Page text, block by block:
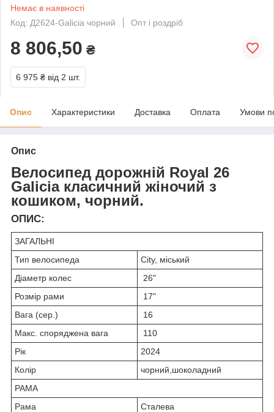
Немає в наявності
Код: Д2624-Galicia чорний
Опт і роздріб
8 806,50 ₴
6 975 ₴ від 2 шт.
Опис Характеристики Доставка Оплата Умови
Опис
Велосипед дорожній Royal 26
Galicia класичний жіночий з
кошиком, чорний.
ОПИС:
ЗАГАЛЬНІ
Тип велосипеда
City, міський
Діаметр колес
26"
Розмір рами
17"
Вага (сер.)
16
Макс. споряджена вага
110
Рік
2024
Колір
чорний,шоколадний
РАМА
Рама
Сталева